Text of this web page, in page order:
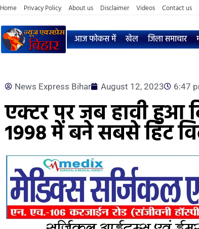
Home Privacy Policy About us Disclaimer Videos Contact us
आज फोकस में खेल जिला समाचार
News Express Bihar August 12, 2023 6:47
एक्टर पर जब हावी हुआ
1998 में बने सबसे हिट